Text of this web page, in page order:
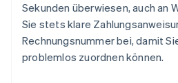
Sekunden überwiesen, auch an
Sie stets klare
Rechnungsnummer bei, damit
problemlos zuordnen können.